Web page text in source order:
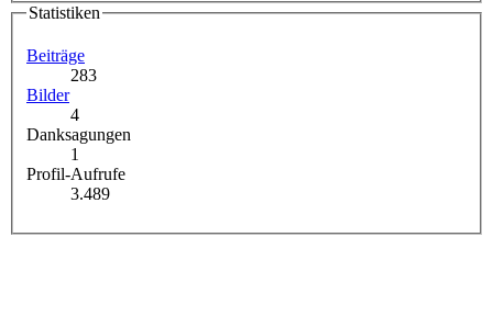
Statistiken
Beiträge
283
Bilder
4
Danksagungen
1
Profil-Aufrufe
3.489